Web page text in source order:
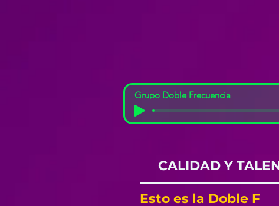
Grupo Doble Frecuencia
CALIDAD Y
Esto es la Doble F